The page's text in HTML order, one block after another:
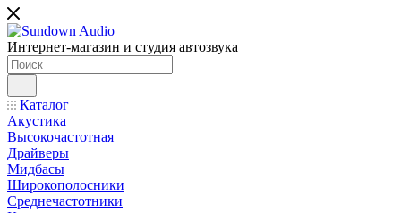
Интернет-магазин и студия автозвука
Каталог
Акустика
Высокочастотная
Драйверы
Мидбасы
Широкополосники
Среднечастотники